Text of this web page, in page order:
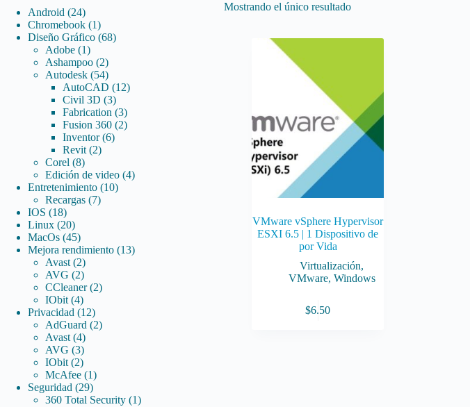
Mostrando el único resultado
VMware vSphere Hypervisor
ESXI 6.5 | 1 Dispositivo de
por Vida
Virtualización,
VMware, Windows
$6.50
Android 2424
productos
Chromebook 11
producto
Diseño Gráfico 6868
Adobe 11
producto
Ashampoo 22
productos
Autodesk 5454
productos
AutoCAD 1212
Civil 3D 33
productos
Fabrication 33
productos
Fusion 360 22
Inventor 66
Revit 22
Corel 88
productos
Edición de video 44
Entretenimiento 1010
Recargas 77
IOS 1818
productos
Linux 2020
productos
MacOs 4545
productos
Mejora rendimiento 1313
Avast 22
productos
AVG 22
productos
CCleaner 22
IObit 44
productos
Privacidad 1212
productos
AdGuard 22
Avast 44
productos
AVG 33
productos
IObit 22
productos
McAfee 11
producto
Seguridad 2929
productos
360 Total Security 11